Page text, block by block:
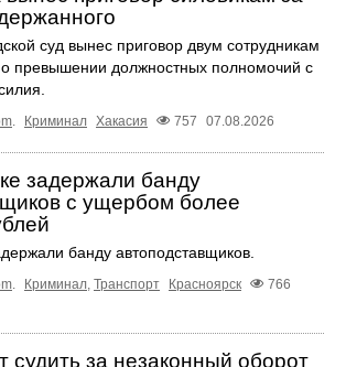
суд вынес приговор двум сотрудникам
превышении должностных полномочий с
. Криминал Хакасия 757 07.08.2026
задержали банду
с ущербом более
банду автоподставщиков.
. Криминал, Транспорт Красноярск
766
судить за незаконный оборот